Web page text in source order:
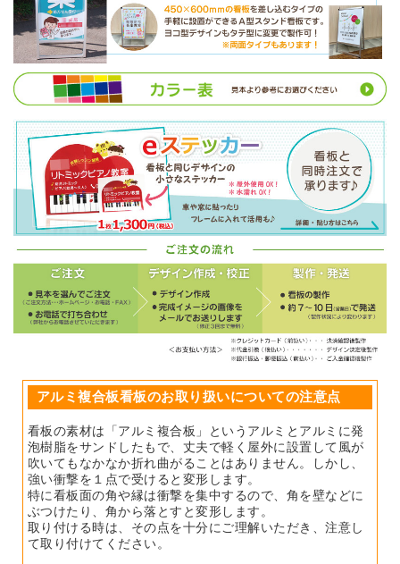
アルミ複合板看板のお取り扱いについての注意点
看板の素材は「アルミ複合板」というアルミとアルミに発
泡樹脂をサンドしたもで、丈夫で軽く屋外に設置して風が
吹いてもなかなか折れ曲がることはありません。しかし、
強い衝撃を１点で受けると変形します。
特に看板面の角や縁は衝撃を集中するので、角を壁などに
ぶつけたり、角から落とすと変形します。
取り付ける時は、その点を十分にご理解いただき、注意し
て取り付けてください。